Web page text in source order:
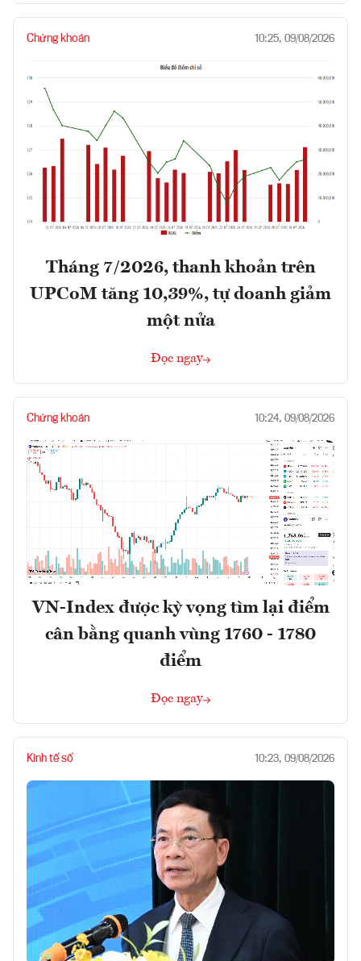
Chứng khoán 10:25, 09/08/2026
Tháng 7/2026, thanh khoản trên
UPCoM tăng 10,39%, tự doanh giảm
một nửa
Đọc ngay
Chứng khoán 10:24, 09/08/2026
VN-Index được kỳ vọng tìm lại điểm
cân bằng quanh vùng 1760 - 1780
điểm
Đọc ngay
Kinh tế số 10:23, 09/08/2026